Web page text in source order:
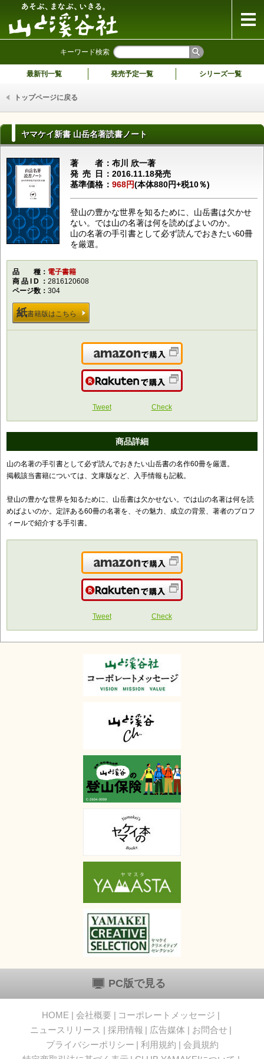
キーワード検索
最新刊一覧 発売予定一覧 シリーズ一覧
トップページに戻る
ヤマケイ新書 山岳名著読書ノート
著者布川 欣一著
発売日 2016.11.18発売
基準価格
968円(本体880円+税10％)
登山の豊かな世界を知るために、山岳書は欠かせ
ない。では山の名著は何を読めばよいのか。
山の名著の手引書として必ず読んでおきたい60冊
を厳選。
品種電子書籍
商品ID
2816120608
ページ数
304
紙書籍版はこちら
Amazonで購入
楽天で購入
Tweet Check
商品詳細
山の名著の手引書として必ず読んでおきたい山岳書の名作60冊を厳選。
掲載該当書籍については、文庫版など、入手情報も記載。
登山の豊かな世界を知るために、山岳書は欠かせない。では山の名著は何を読
めばよいのか。定評ある60冊の名著を、その魅力、成立の背景、著者のプロフ
ィールで紹介する手引書。
Amazonで購入
楽天で購入
Tweet Check
PC版で見る
HOME 会社概要
コーポレートメッセージ
ニュースリリース
採用情報 広告媒体
お問合せ
プライバシーポリシー
利用規約
会員規約